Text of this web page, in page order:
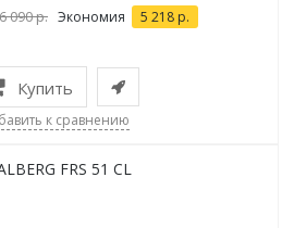
090 р. Экономия 5 218 р.
Купить
к сравнению